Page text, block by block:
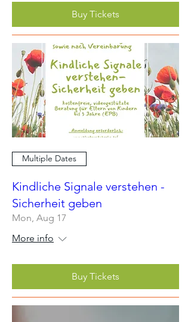
Buy Tickets
Multiple Dates
Kindliche Signale verstehen -
Sicherheit geben
Mon, Aug 17
More info
Buy Tickets